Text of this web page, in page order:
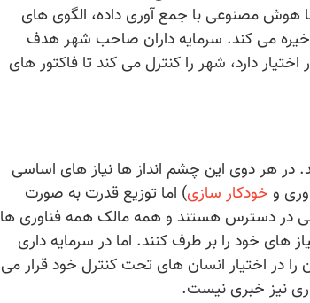
هوش مصنوعی با جمع آوری داده، الگوی های
می کند. سرمایه داران صاحب شهر هدف
دارد، شهر را کنترل می کند تا فاکتور های
در هر دوی این چشم انداز ها نیاز های اساسی
و خودکار سازی) اما توزیع قدرت به صورت
در دسترس هستند و همه مالک همه فناوری ها
های خود را بر طرف کنند. اما در سرمایه داری
را در اختیار انسان های تحت کنترل خود قرار می
نیز خبری نیست.